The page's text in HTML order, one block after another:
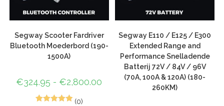
Segway Scooter Fardriver
Bluetooth Moederbord (190-
1500A)
€324.95 - €2,800.00
(0)
Segway E110 / E125 / E300
Extended Range and
Performance Snelladende
Batterij 72V / 84V / 96V
(70A, 100A & 120A) (180-
260KM)